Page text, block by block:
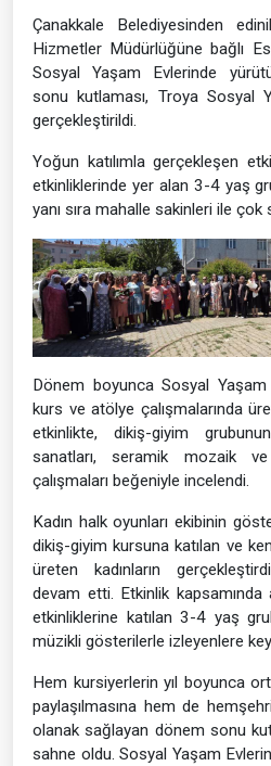
Çanakkale Belediyesinden
Hizmetler Müdürlüğüne bağlı
Sosyal Yaşam Evlerinde
sonu kutlaması, Troya Sosyal
gerçekleştirildi.
Yoğun katılımla gerçekleşen
etkinliklerinde yer alan 3-4 yaş
yanı sıra mahalle sakinleri ile çok
Dönem boyunca Sosyal
kurs ve atölye çalışmalarında
etkinlikte, dikiş-giyim
sanatları, seramik mozaik
çalışmaları beğeniyle incelendi.
Kadın halk oyunları ekibinin
dikiş-giyim kursuna katılan ve
üreten kadınların
devam etti. Etkinlik kapsamında
etkinliklerine katılan 3-4 yaş
müzikli gösterilerle izleyenlere
Hem kursiyerlerin yıl boyunca
paylaşılmasına hem de
olanak sağlayan dönem sonu
sahne oldu. Sosyal Yaşam